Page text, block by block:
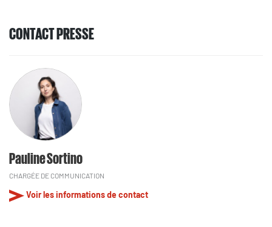
CONTACT PRESSE
Pauline Sortino
CHARGÉE DE COMMUNICATION
Voir les informations de contact